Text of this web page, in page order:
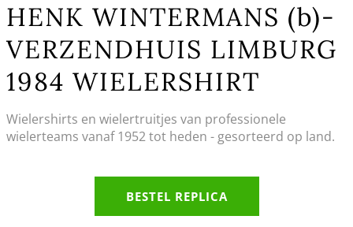
HENK WINTERMANS (b)-
VERZENDHUIS LIMBURG
1984 WIELERSHIRT
Wielershirts en wielertruitjes van professionele
wielerteams vanaf 1952 tot heden - gesorteerd op land.
BESTEL REPLICA